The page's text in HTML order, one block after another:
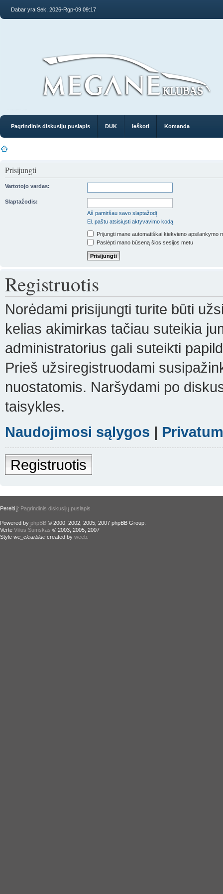
Dabar yra Sek, 2026-Rgp-09 09:17
Pagrindinis diskusijų puslapis DUK Ieškoti Komanda
Prisijungti
Vartotojo vardas:
Slaptažodis:
Aš pamiršau savo slaptažodį
El. paštu atsisiųsti aktyvavimo kodą
Prijungti mane automatiškai kiekvieno apsilankymo
Paslėpti mano būseną šios sesijos metu
Registruotis
Norėdami prisijungti turite būti
kelias akimirkas tačiau suteikia
administratorius gali suteikti
Prieš užsiregistruodami
nuostatomis. Naršydami po
taisykles.
Naudojimosi sąlygos |
Registruotis
Pereiti į: Pagrindinis diskusijų puslapis
Powered by phpBB © 2000, 2002, 2005, 2007 phpBB Group.
Vertė Vilius Šumskas © 2003, 2005, 2007
Style we_clearblue created by weeb